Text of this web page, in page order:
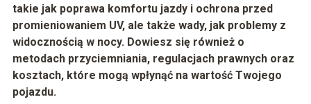
takie jak poprawa komfortu jazdy i ochrona przed
promieniowaniem UV, ale także wady, jak problemy z
widocznością w nocy. Dowiesz się również o
metodach przyciemniania, regulacjach prawnych oraz
kosztach, które mogą wpłynąć na wartość Twojego
pojazdu.